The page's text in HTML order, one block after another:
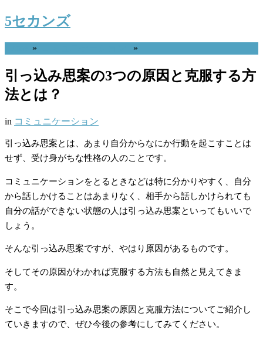
5セカンズ
» »
引っ込み思案の3つの原因と克服する方
法とは？
in コミュニケーション
引っ込み思案とは、あまり自分からなにか行動を起こすことは
せず、受け身がちな性格の人のことです。
コミュニケーションをとるときなどは特に分かりやすく、自分
から話しかけることはあまりなく、相手から話しかけられても
自分の話ができない状態の人は引っ込み思案といってもいいで
しょう。
そんな引っ込み思案ですが、やはり原因があるものです。
そしてその原因がわかれば克服する方法も自然と見えてきま
す。
そこで今回は引っ込み思案の原因と克服方法についてご紹介し
ていきますので、ぜひ今後の参考にしてみてください。